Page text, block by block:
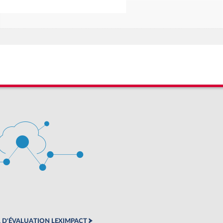
D'ÉVALUATION LEXIMPACT